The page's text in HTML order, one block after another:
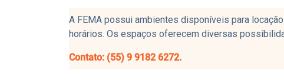
A FEMA possui ambientes disponíveis para
horários. Os espaços oferecem diversas
Contato: (55) 9 9182 6272.